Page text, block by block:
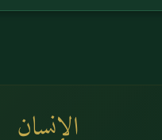
الإنسان